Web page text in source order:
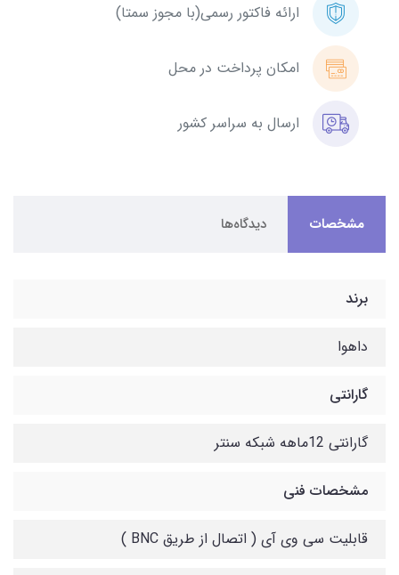
ارائه فاکتور رسمی(با مجوز سمتا)
امکان پرداخت در محل
ارسال به سراسر کشور
مشخصات دیدگاه‌ها
برند
داهوا
گارانتی
گارانتی 12ماهه شبکه سنتر
مشخصات فنی
قابلیت سی وی آی ( اتصال از طریق BNC )